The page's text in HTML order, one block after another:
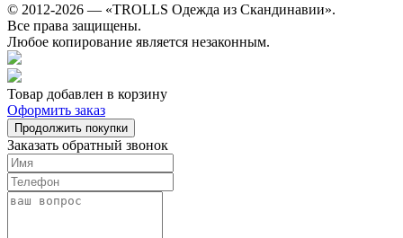
© 2012-2026 — «TROLLS Одежда из Скандинавии».
Все права защищены.
Любое копирование является незаконным.
Товар добавлен в корзину
Оформить заказ
Продолжить покупки
Заказать обратный звонок